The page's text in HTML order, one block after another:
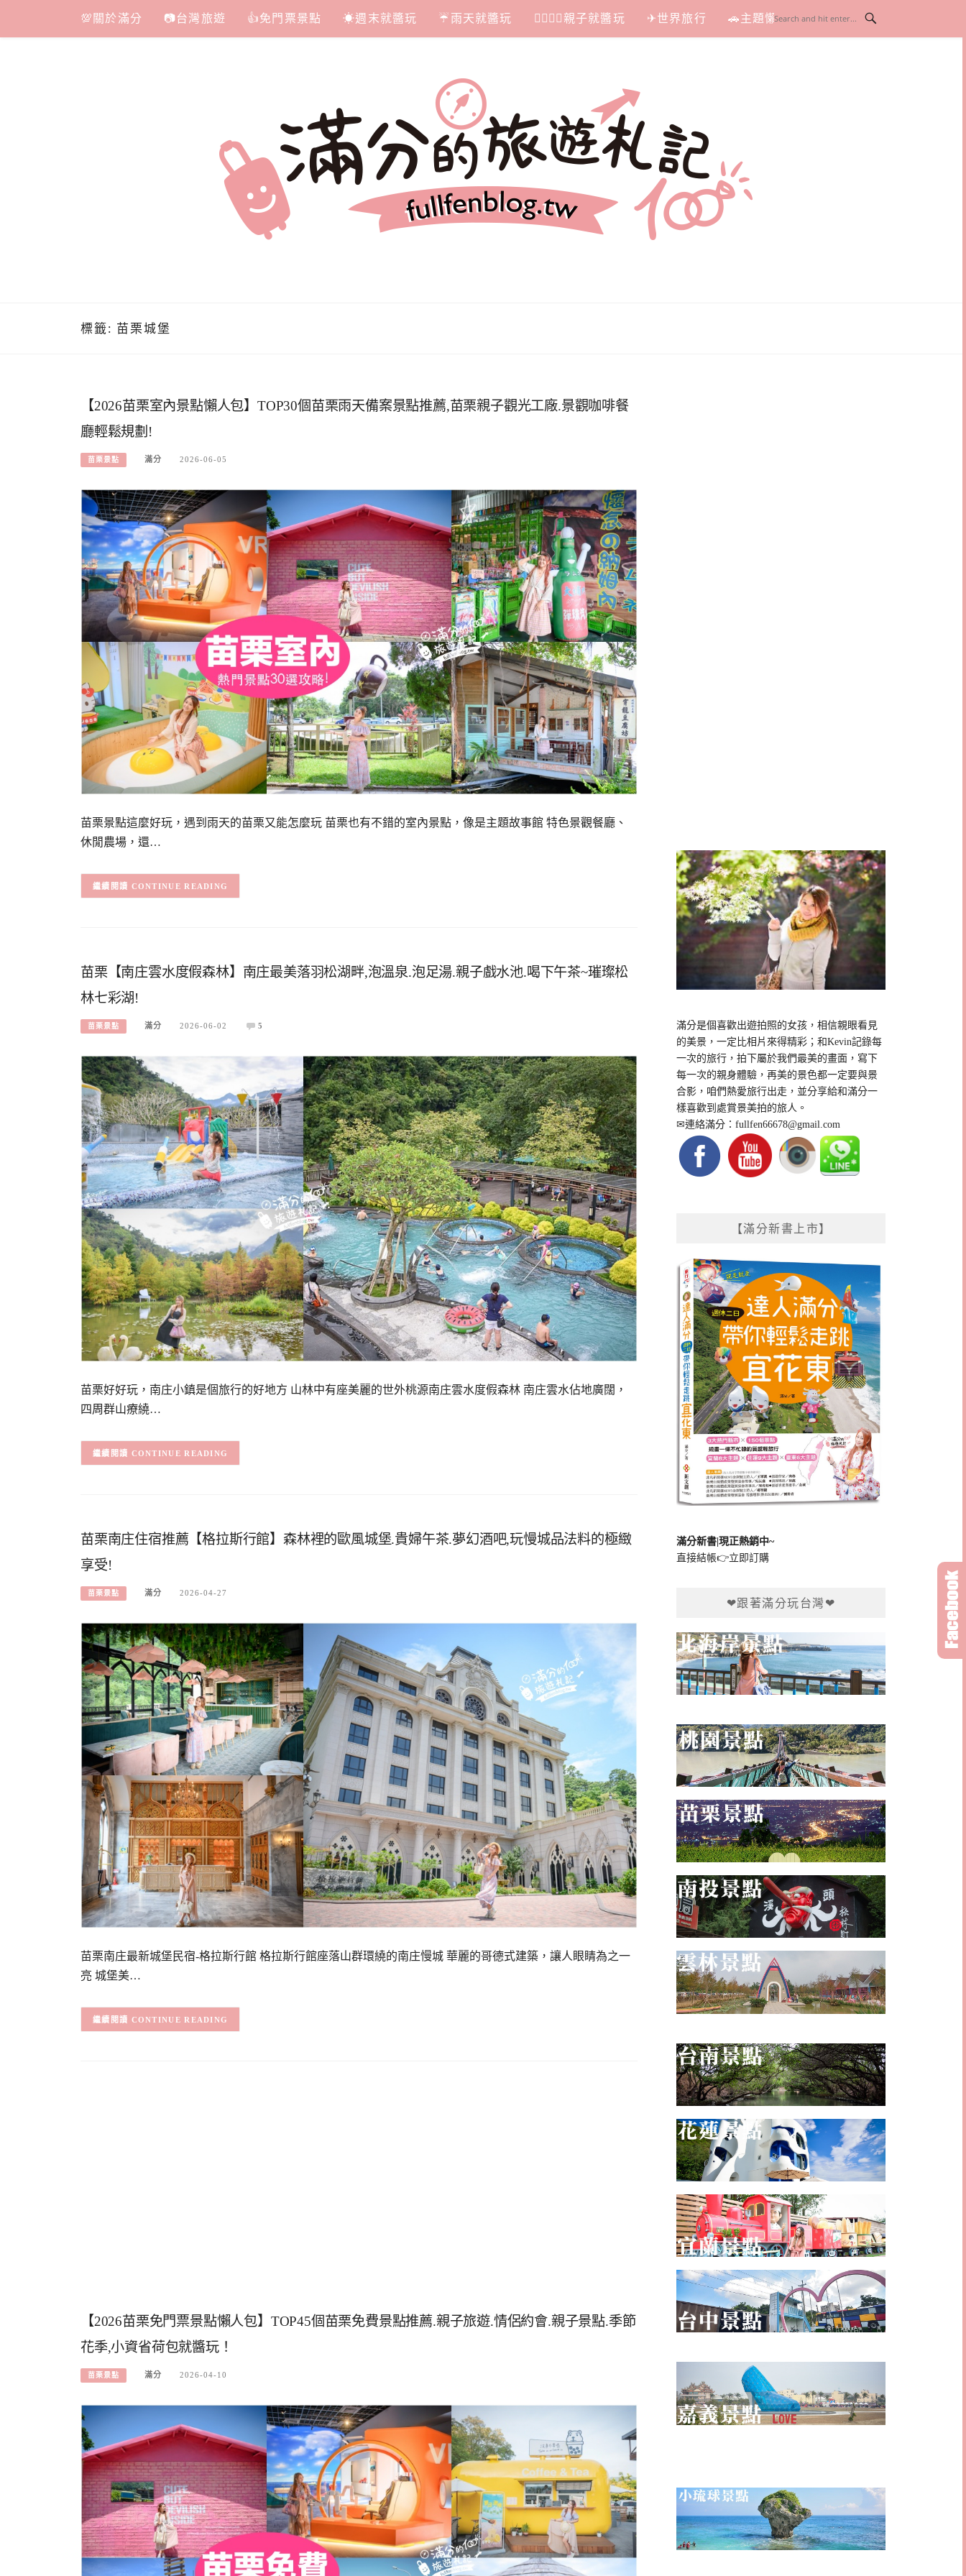
content
💯關於滿分 📷台灣旅遊 👍免門票景點 ☀週末就醬玩 ☔雨天就醬玩 👩‍❤‍💋‍👨親子就醬玩 ✈世界旅行 🚗主題懶人包
標籤: 苗栗城堡
【2026苗栗室內景點懶人包】TOP30個苗栗雨天備案景點推薦,苗栗親子觀光工廠.景觀咖啡餐
廳輕鬆規劃!
苗栗景點 滿分 2026-06-05
苗栗景點這麼好玩，遇到雨天的苗栗又能怎麼玩 苗栗也有不錯的室內景點，像是主題故事館 特色景觀餐廳、
休閒農場，還…
CONTINUE READING
苗栗【南庄雲水度假森林】南庄最美落羽松湖畔,泡溫泉.泡足湯.親子戲水池.喝下午茶~璀璨松
林七彩湖!
苗栗景點 滿分 2026-06-02 5
苗栗好好玩，南庄小鎮是個旅行的好地方 山林中有座美麗的世外桃源南庄雲水度假森林 南庄雲水佔地廣闊，
四周群山療繞…
CONTINUE READING
苗栗南庄住宿推薦【格拉斯行館】森林裡的歐風城堡.貴婦午茶.夢幻酒吧,玩慢城品法料的極緻
享受!
苗栗景點 滿分 2026-04-27
苗栗南庄最新城堡民宿-格拉斯行館 格拉斯行館座落山群環繞的南庄慢城 華麗的哥德式建築，讓人眼睛為之一
亮 城堡美…
CONTINUE READING
【2026苗栗免門票景點懶人包】TOP45個苗栗免費景點推薦.親子旅遊.情侶約會.親子景點.季節
花季,小資省荷包就醬玩！
苗栗景點 滿分 2026-04-10
滿分是個喜歡出遊拍照的女孩，相信親眼看見
的美景，一定比相片來得精彩；和Kevin記錄每
一次的旅行，拍下屬於我們最美的畫面，寫下
每一次的親身體驗，再美的景色都一定要與景
合影，咱們熱愛旅行出走，並分享給和滿分一
樣喜歡到處賞景美拍的旅人。
✉連絡滿分：fullfen66678@gmail.com
【滿分新書上市】
滿分新書|現正熱銷中~
直接結帳👉立即訂購
❤跟著滿分玩台灣❤